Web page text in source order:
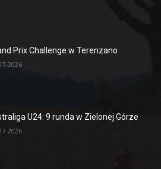
Prix Challenge w Terenzano
2026
U24: 9 runda w Zielonej Górze
2026